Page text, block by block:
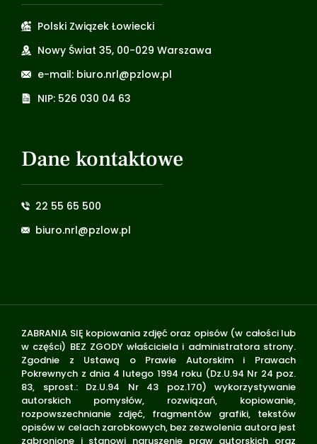
Polski Związek Łowiecki
Nowy Świat 35, 00-029 Warszawa
e-mail: biuro.nrl@pzlow.pl
NIP: 526 030 04 63
Dane kontaktowe
22 55 65 500
biuro.nrl@pzlow.pl
ZABRANIA SIĘ kopiowania zdjęć oraz opisów (w całości lub
w części) BEZ ZGODY właściciela i administratora strony.
Zgodnie z Ustawą o Prawie Autorskim i Prawach
Pokrewnych z dnia 4 lutego 1994 roku (Dz.U.94 Nr 24 poz.
83, sprost.: Dz.U.94 Nr 43 poz.170) wykorzystywanie
autorskich pomysłów, rozwiązań, kopiowanie,
rozpowszechnianie zdjęć, fragmentów grafiki, tekstów
opisów w celach zarobkowych, bez zezwolenia autora jest
zabronione i stanowi naruszenie praw autorskich oraz